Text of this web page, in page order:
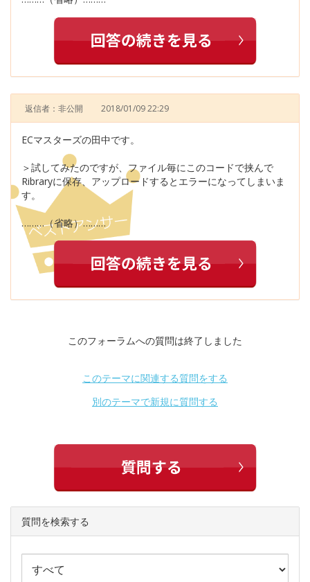
返信者：非公開 2018/01/09 22:29
ECマスターズの田中です。
＞試してみたのですが、ファイル毎にこのコードで挟んで
Ribraryに保存、アップロードするとエラーになってしまいま
す。
………（省略）………
このフォーラムへの質問は終了しました
このテーマに関連する質問をする
別のテーマで新規に質問する
質問を検索する